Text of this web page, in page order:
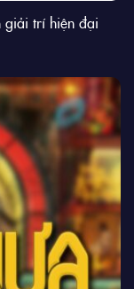
giải trí hiện đại